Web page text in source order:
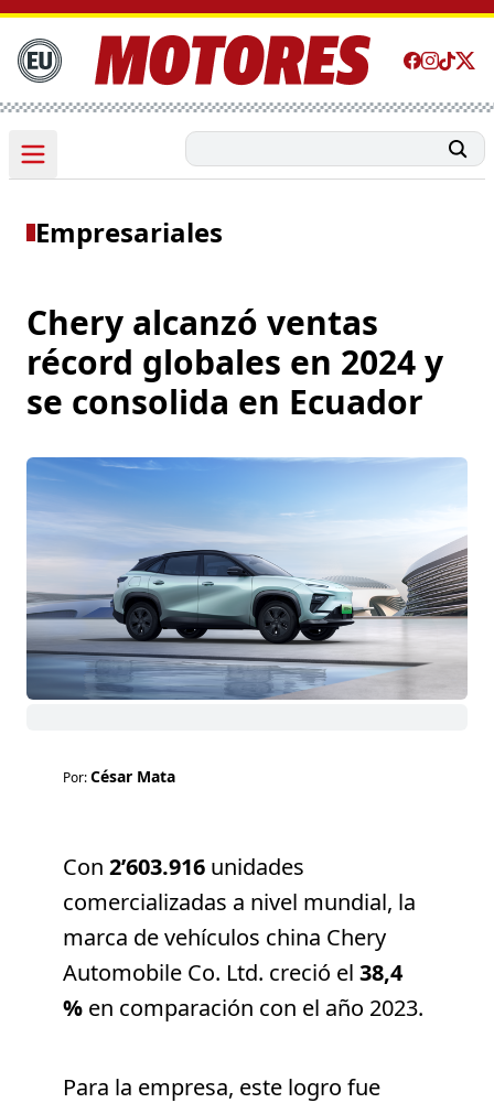
Empresariales
Chery alcanzó ventas
récord globales en 2024 y
se consolida en Ecuador
Por:César Mata
Con2’603.916 unidades
comercializadas a nivel mundial, la
marca de vehículos china Chery
Automobile Co. Ltd. creció el38,4
% en comparación con el año 2023.
Para la empresa, este logro fue